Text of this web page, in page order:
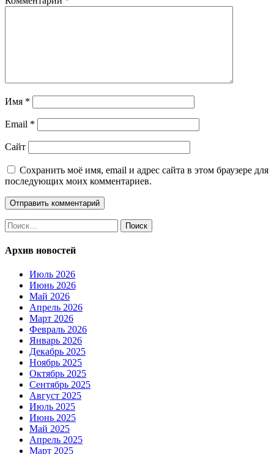
Имя *
Email *
Сайт
Сохранить моё имя, email и адрес сайта в этом браузере для
последующих моих комментариев.
Найти:
Архив новостей
Июль 2026
Июнь 2026
Май 2026
Апрель 2026
Март 2026
Февраль 2026
Январь 2026
Декабрь 2025
Ноябрь 2025
Октябрь 2025
Сентябрь 2025
Август 2025
Июль 2025
Июнь 2025
Май 2025
Апрель 2025
Март 2025